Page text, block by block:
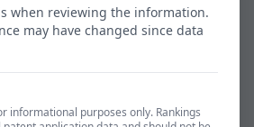
when reviewing the information.
may have changed since data
informational purposes only. Rankings
31